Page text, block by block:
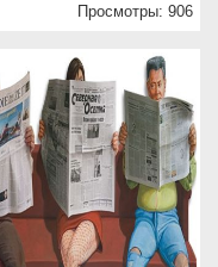
Просмотры: 906